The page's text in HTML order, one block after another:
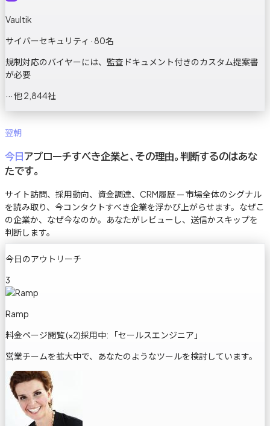
Vaultik
サイバーセキュリティ · 80名
規制対応のバイヤーには、監査ドキュメント付きのカスタム提案書
が必要
··· 他 2,844社
翌朝
今日アプローチすべき企業と、その理由。判断するのはあな
たです。
サイト訪問、採用動向、資金調達、CRM履歴 — 市場全体のシグナル
を読み取り、今コンタクトすべき企業を浮かび上がらせます。なぜこ
の企業か、なぜ今なのか。あなたがレビューし、送信かスキップを
判断します。
今日のアウトリーチ
3
Ramp
料金ページ閲覧 (×2)採用中: 「セールスエンジニア」
営業チームを拡大中で、あなたのようなツールを検討しています。